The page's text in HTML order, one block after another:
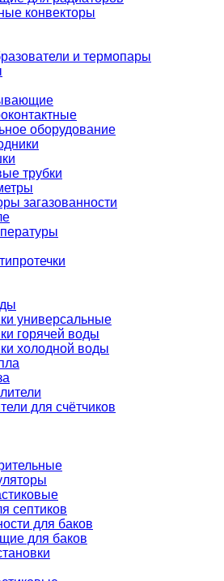
конвекторы
и термопары
оборудование
трубки
загазованности
универсальные
горячей воды
холодной воды
для счётчиков
септиков
для баков
для баков